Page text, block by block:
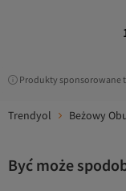
Produkty sponsorowane
Trendyol Beżowy
Być może